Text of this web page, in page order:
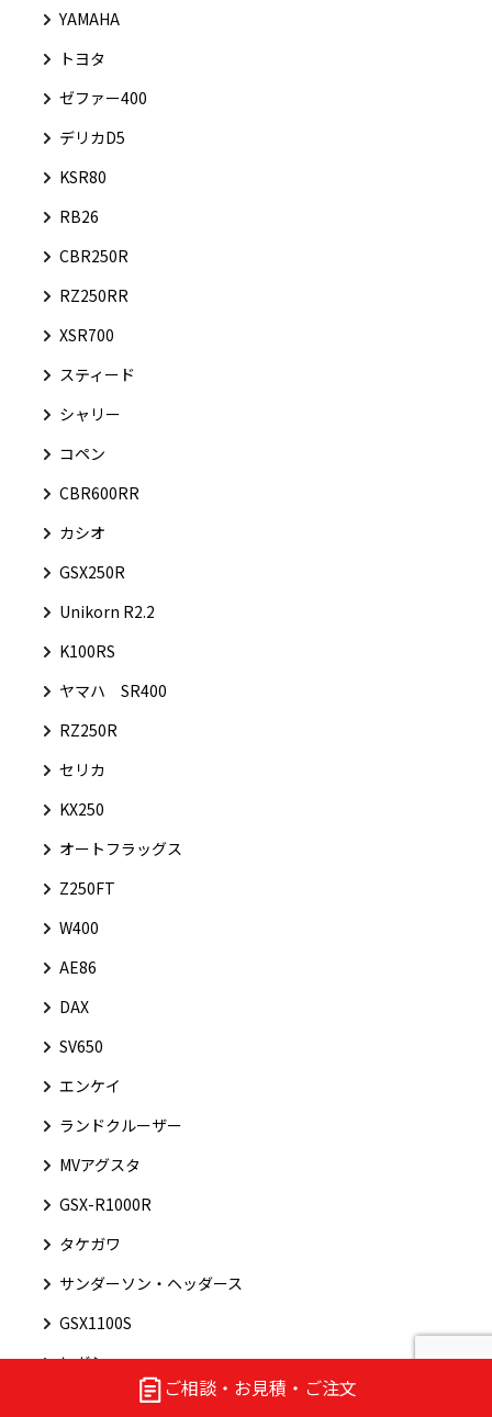
ご相談・お見積・ご注文
YAMAHA
トヨタ
ゼファー400
デリカD5
KSR80
RB26
CBR250R
RZ250RR
XSR700
スティード
シャリー
コペン
CBR600RR
カシオ
GSX250R
Unikorn R2.2
K100RS
ヤマハ SR400
RZ250R
セリカ
KX250
オートフラッグス
Z250FT
W400
AE86
DAX
SV650
エンケイ
ランドクルーザー
MVアグスタ
GSX-R1000R
タケガワ
サンダーソン・ヘッダース
GSX1100S
レガシィ